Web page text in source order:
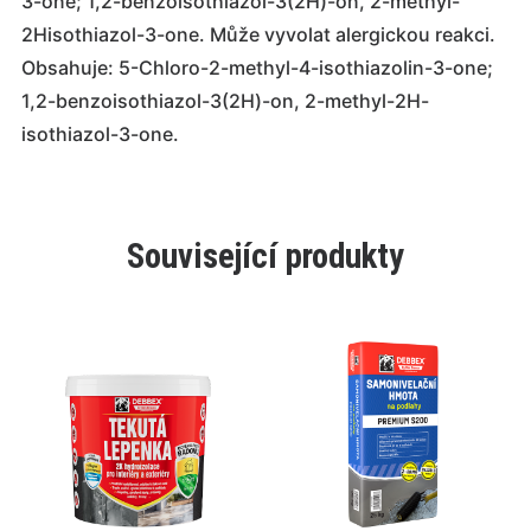
2Hisothiazol-3-one. Může vyvolat alergickou reakci.
Obsahuje: 5-Chloro-2-methyl-4-isothiazolin-3-one;
1,2-benzoisothiazol-3(2H)-on, 2-methyl-2H-
isothiazol-3-one.
Související produkty